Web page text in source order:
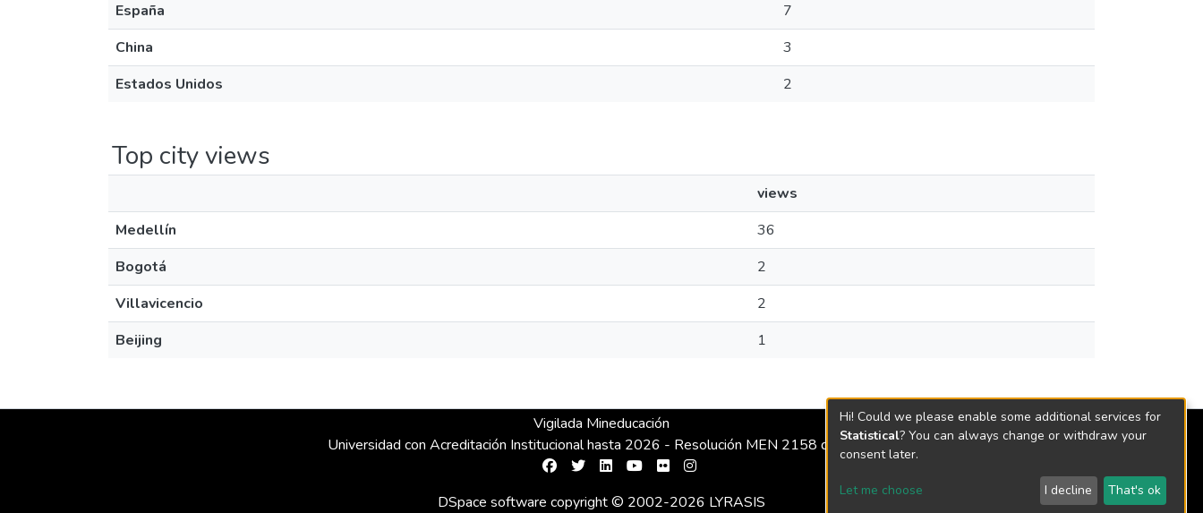
España
7
China
3
Estados Unidos
2
Top city views
views
Medellín
36
Bogotá
2
Villavicencio
2
Beijing
1
Vigilada Mineducación
Universidad con Acreditación Institucional hasta 2026 - Resolución MEN 2158 de 2018
DSpace software copyright © 2002-2026 LYRASIS
Hi! Could we please enable some additional services for
Statistical? You can always change or withdraw your
consent later.
Let me choose I decline That's ok